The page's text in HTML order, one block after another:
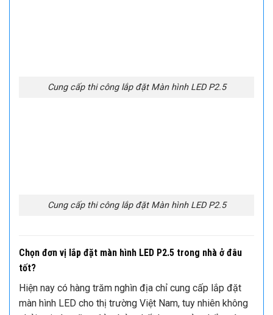
Cung cấp thi công lắp đặt Màn hình LED P2.5
Cung cấp thi công lắp đặt Màn hình LED P2.5
Chọn đơn vị lắp đặt màn hình LED P2.5 trong nhà ở đâu
tốt?
Hiện nay có hàng trăm nghìn địa chỉ cung cấp lắp đặt
màn hình LED cho thị trường Việt Nam, tuy nhiên không